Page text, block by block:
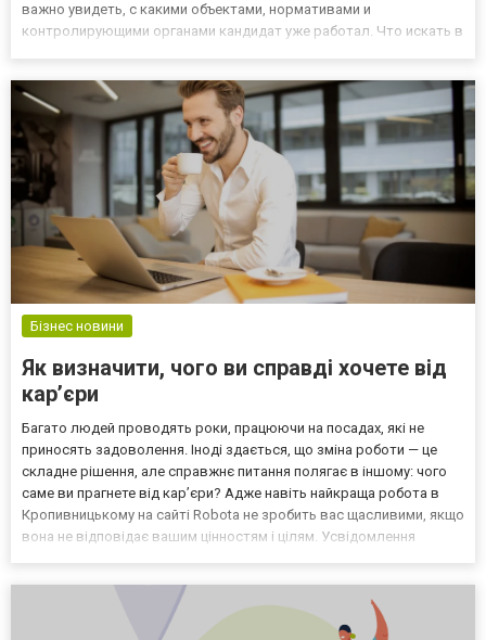
важно увидеть, с какими объектами, нормативами и
контролирующими органами кандидат уже работал. Что искать в
рабочие направления: как...
Бізнес новини
Як визначити, чого ви справді хочете від
кар’єри
Багато людей проводять роки, працюючи на посадах, які не
приносять задоволення. Іноді здається, що зміна роботи — це
складне рішення, але справжнє питання полягає в іншому: чого
саме ви прагнете від кар’єри? Адже навіть найкраща робота в
Кропивницькому на сайті Robota не зробить вас щасливими, якщо
вона не відповідає вашим цінностям і цілям. Усвідомлення